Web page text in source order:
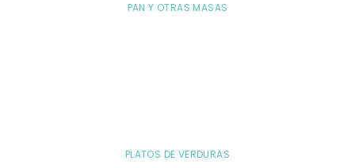
PAN Y OTRAS MASAS
PLATOS DE VERDURAS